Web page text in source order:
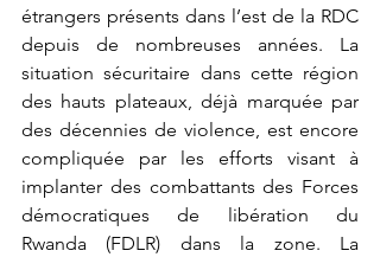
étrangers présents dans l’est de la RDC
depuis de nombreuses années. La
situation sécuritaire dans cette région
des hauts plateaux, déjà marquée par
des décennies de violence, est encore
compliquée par les efforts visant à
implanter des combattants des Forces
démocratiques de libération du
Rwanda (FDLR) dans la zone. La